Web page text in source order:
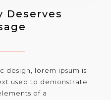
Deserves
design, lorem ipsum is
used to demonstrate
of a